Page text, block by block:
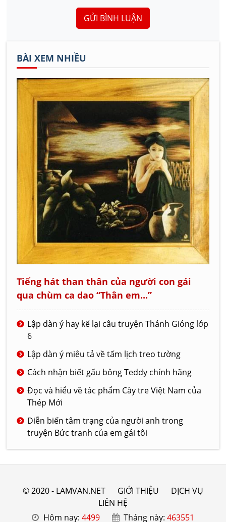
GỬI BÌNH LUẬN
BÀI XEM NHIỀU
Tiếng hát than thân của người con gái
qua chùm ca dao “Thân em...”
Lập dàn ý hay kể lại câu truyện Thánh Gióng lớp
6
Lập dàn ý miêu tả về tấm lịch treo tường
Cách nhận biết gấu bông Teddy chính hãng
Đọc và hiểu về tác phẩm Cây tre Việt Nam của
Thép Mới
Diễn biến tâm trạng của người anh trong
truyện Bức tranh của em gái tôi
© 2020 - LAMVAN.NET GIỚI THIỆU
DỊCH VỤ
LIÊN HỆ
Hôm nay: 4499 Tháng này:463551